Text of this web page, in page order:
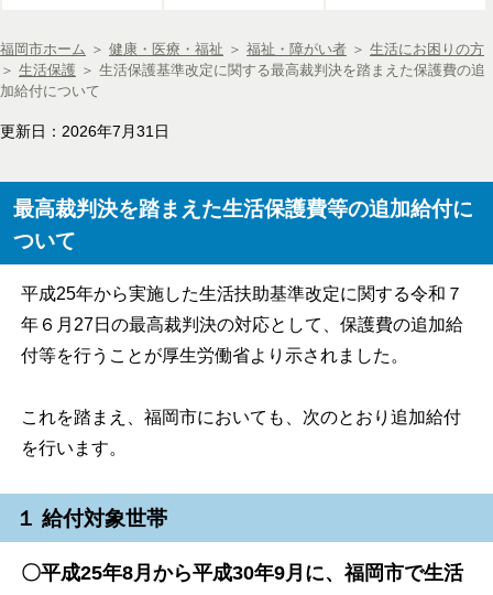
福岡市ホーム ＞ 健康・医療・福祉 ＞ 福祉・障がい者 ＞ 生活にお困りの方
＞ 生活保護 ＞ 生活保護基準改定に関する最高裁判決を踏まえた保護費の追
加給付について
更新日：2026年7月31日
最高裁判決を踏まえた生活保護費等の追加給付に
ついて
平成25年から実施した生活扶助基準改定に関する令和７
年６月27日の最高裁判決の対応として、保護費の追加給
付等を行うことが厚生労働省より示されました。
これを踏まえ、福岡市においても、次のとおり追加給付
を行います。
１ 給付対象世帯
〇平成25年8月から平成30年9月に、福岡市で生活